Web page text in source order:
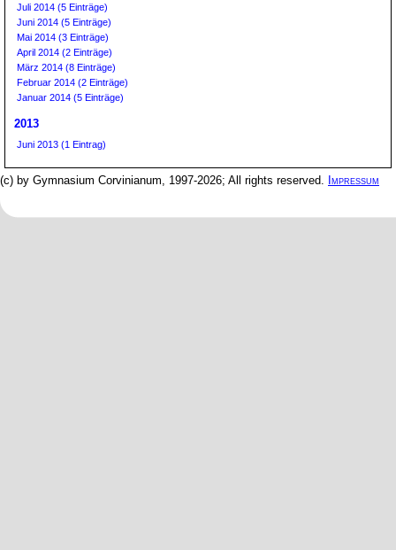
Juli 2014 (5 Einträge)
Juni 2014 (5 Einträge)
Mai 2014 (3 Einträge)
April 2014 (2 Einträge)
März 2014 (8 Einträge)
Februar 2014 (2 Einträge)
Januar 2014 (5 Einträge)
2013
Juni 2013 (1 Eintrag)
(c) by Gymnasium Corvinianum, 1997-2026; All rights reserved. Impressum